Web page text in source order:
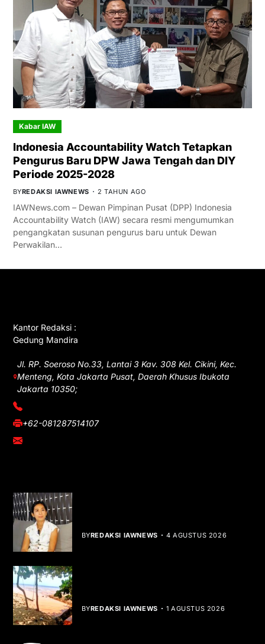
Kabar IAW
Indonesia Accountability Watch Tetapkan
Pengurus Baru DPW Jawa Tengah dan DIY
Periode 2025-2028
BYREDAKSI IAWNEWS 2 TAHUN AGO
IAWNews.com – Dewan Pimpinan Pusat (DPP) Indonesia
Accountability Watch (IAW) secara resmi mengumumkan
pengangkatan susunan pengurus baru untuk Dewan
Perwakilan…
Kantor Redaksi :
Gedung Mandira
Jl. RP. Soeroso No.33, Lantai 3 Kav. 308 Kel. Cikini, Kec.
Menteng, Kota Jakarta Pusat, Daerah Khusus Ibukota
Jakarta 10350;
(021) 3908026
+62-081287514107
adm@iawnews.com
BYREDAKSI IAWNEWS 4 AGUSTUS 2026
BYREDAKSI IAWNEWS 1 AGUSTUS 2026